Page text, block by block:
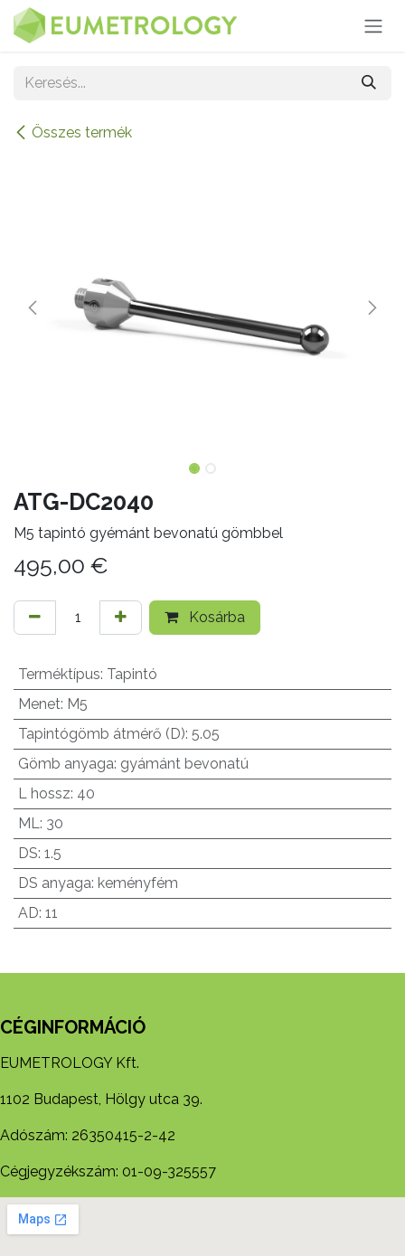
Kihagyás és továbblépés a tartalomhoz
Összes termék
ATG-DC2040
M5 tapintó gyémánt bevonatú gömbbel
495,00 €
Kosárba
Terméktípus: Tapintó
Menet: M5
Tapintógömb átmérő (D): 5.05
Gömb anyaga: gyámánt bevonatú
L hossz: 40
ML: 30
DS: 1.5
DS anyaga: keményfém
AD: 11
CÉGINFORMÁCIÓ
EUMETROLOGY Kft.
1102 Budapest, Hölgy utca 39.
Adószám: 26350415-2-42
Cégjegyzékszám: 01-09-325557